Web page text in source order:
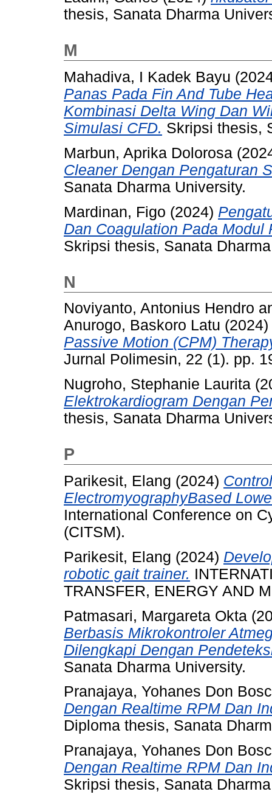
thesis, Sanata Dharma
M
Mahadiva, I Kadek Bayu
Panas Pada Fin And Tube
Kombinasi Delta Wing Dan
Simulasi CFD. Skripsi thesis,
Marbun, Aprika Dolorosa
Cleaner Dengan Pengaturan
Sanata Dharma University.
Mardinan, Figo (2024)
Dan Coagulation Pada
Skripsi thesis, Sanata
N
Noviyanto, Antonius Hendro
Anurogo, Baskoro Latu (2024)
Passive Motion (CPM)
Jurnal Polimesin, 22 (1). pp.
Nugroho, Stephanie Laurita
Elektrokardiogram Dengan
thesis, Sanata Dharma
P
Parikesit, Elang (2024)
ElectromyographyBased
International Conference on
(CITSM).
Parikesit, Elang (2024)
robotic gait trainer.
TRANSFER, ENERGY AND
Patmasari, Margareta Okta
Berbasis Mikrokontroler
Dilengkapi Dengan
Sanata Dharma University.
Pranajaya, Yohanes Don
Dengan Realtime RPM Dan
Diploma thesis, Sanata
Pranajaya, Yohanes Don
Dengan Realtime RPM Dan
Skripsi thesis, Sanata